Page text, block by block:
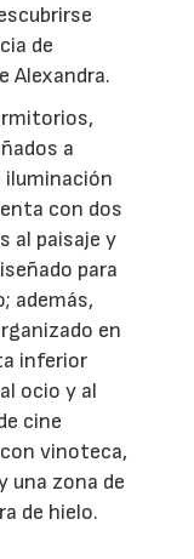
de
Alexandra.
a
iluminación
con dos
al paisaje y
para
además,
en
inferior
ocio y al
cine
vinoteca,
una zona de
de hielo.